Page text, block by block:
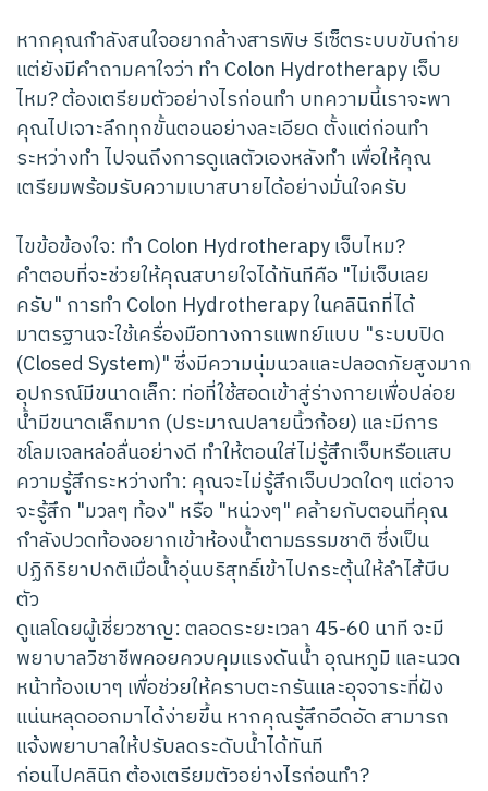
หากคุณกำลังสนใจอยากล้างสารพิษ รีเซ็ตระบบขับถ่าย
แต่ยังมีคำถามคาใจว่า ทำ Colon Hydrotherapy เจ็บ
ไหม? ต้องเตรียมตัวอย่างไรก่อนทำ บทความนี้เราจะพา
คุณไปเจาะลึกทุกขั้นตอนอย่างละเอียด ตั้งแต่ก่อนทำ
ระหว่างทำ ไปจนถึงการดูแลตัวเองหลังทำ เพื่อให้คุณ
เตรียมพร้อมรับความเบาสบายได้อย่างมั่นใจครับ
ไขข้อข้องใจ: ทำ Colon Hydrotherapy เจ็บไหม?
คำตอบที่จะช่วยให้คุณสบายใจได้ทันทีคือ "ไม่เจ็บเลย
ครับ" การทำ Colon Hydrotherapy ในคลินิกที่ได้
มาตรฐานจะใช้เครื่องมือทางการแพทย์แบบ "ระบบปิด
(Closed System)" ซึ่งมีความนุ่มนวลและปลอดภัยสูงมาก
อุปกรณ์มีขนาดเล็ก: ท่อที่ใช้สอดเข้าสู่ร่างกายเพื่อปล่อย
น้ำมีขนาดเล็กมาก (ประมาณปลายนิ้วก้อย) และมีการ
ชโลมเจลหล่อลื่นอย่างดี ทำให้ตอนใส่ไม่รู้สึกเจ็บหรือแสบ
ความรู้สึกระหว่างทำ: คุณจะไม่รู้สึกเจ็บปวดใดๆ แต่อาจ
จะรู้สึก "มวลๆ ท้อง" หรือ "หน่วงๆ" คล้ายกับตอนที่คุณ
กำลังปวดท้องอยากเข้าห้องน้ำตามธรรมชาติ ซึ่งเป็น
ปฏิกิริยาปกติเมื่อน้ำอุ่นบริสุทธิ์เข้าไปกระตุ้นให้ลำไส้บีบ
ตัว
ดูแลโดยผู้เชี่ยวชาญ: ตลอดระยะเวลา 45-60 นาที จะมี
พยาบาลวิชาชีพคอยควบคุมแรงดันน้ำ อุณหภูมิ และนวด
หน้าท้องเบาๆ เพื่อช่วยให้คราบตะกรันและอุจจาระที่ฝัง
แน่นหลุดออกมาได้ง่ายขึ้น หากคุณรู้สึกอึดอัด สามารถ
แจ้งพยาบาลให้ปรับลดระดับน้ำได้ทันที
ก่อนไปคลินิก ต้องเตรียมตัวอย่างไรก่อนทำ?